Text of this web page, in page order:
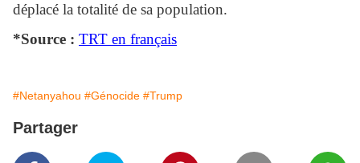
déplacé la totalité de sa population.
*Source : TRT en français
#Netanyahou #Génocide #Trump
Partager